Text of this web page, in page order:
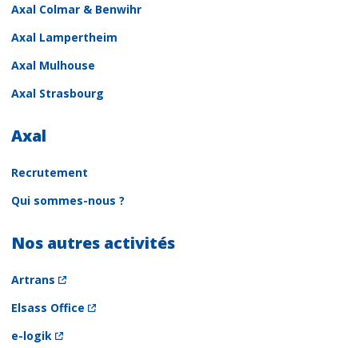
Axal Colmar & Benwihr
Axal Lampertheim
Axal Mulhouse
Axal Strasbourg
Axal
Recrutement
Qui sommes-nous ?
Nos autres activités
Artrans
Elsass Office
e-logik